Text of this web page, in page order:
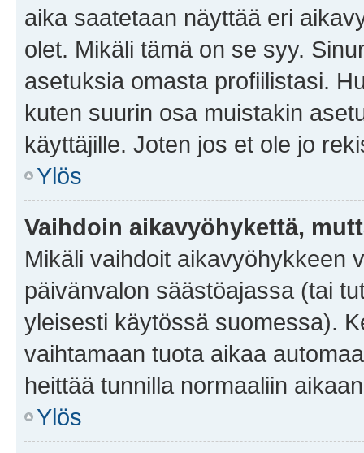
aika saatetaan näyttää eri
olet. Mikäli tämä on se syy.
asetuksia omasta profiilistasi.
kuten suurin osa muistakin
käyttäjille. Joten jos et ole jo
Ylös
Vaihdoin aikavyöhykettä,
Mikäli vaihdoit aikavyöhykkeen
päivänvalon säästöajassa (tai
yleisesti käytössä suomessa).
vaihtamaan tuota aikaa
heittää tunnilla normaaliin
Ylös